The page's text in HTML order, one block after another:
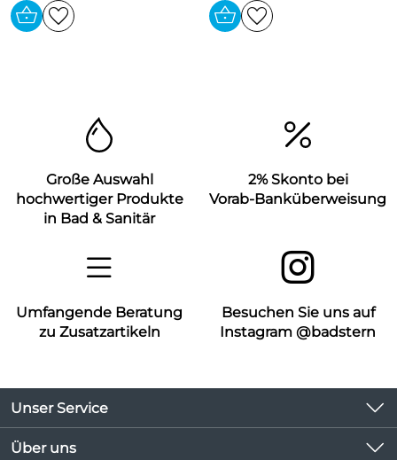
Große Auswahl
hochwertiger Produkte
in Bad & Sanitär
2% Skonto bei
Vorab-Banküberweisung
Umfangende Beratung
zu Zusatzartikeln
Besuchen Sie uns auf
Instagram @badstern
Unser Service
Kontakt
Über uns